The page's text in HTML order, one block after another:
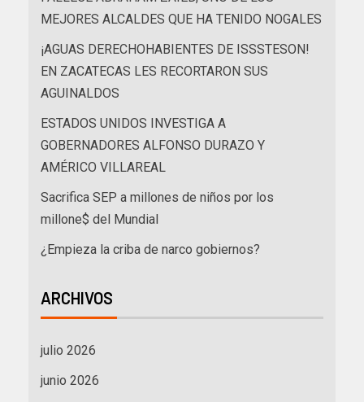
MEJORES ALCALDES QUE HA TENIDO NOGALES
¡AGUAS DERECHOHABIENTES DE ISSSTESON!
EN ZACATECAS LES RECORTARON SUS
AGUINALDOS
ESTADOS UNIDOS INVESTIGA A
GOBERNADORES ALFONSO DURAZO Y
AMÉRICO VILLAREAL
Sacrifica SEP a millones de niños por los
millone$ del Mundial
¿Empieza la criba de narco gobiernos?
ARCHIVOS
julio 2026
junio 2026